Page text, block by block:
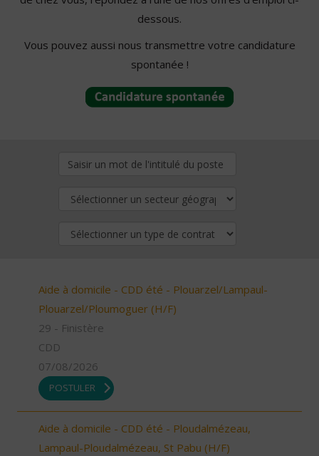
dessous.
Vous pouvez aussi nous transmettre votre candidature
spontanée !
Aide à domicile - CDD été - Plouarzel/Lampaul-
Plouarzel/Ploumoguer (H/F)
29 - Finistère
CDD
07/08/2026
POSTULER
Aide à domicile - CDD été - Ploudalmézeau,
Lampaul-Ploudalmézeau, St Pabu (H/F)